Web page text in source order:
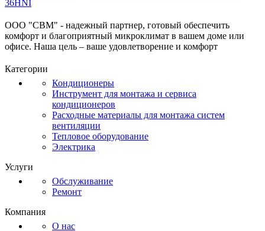
ООО "СВМ" - надежный партнер, готовый обеспечить
комфорт и благоприятный микроклимат в вашем доме или
офисе. Наша цель – ваше удовлетворение и комфорт
Категории
Кондиционеры
Инструмент для монтажа и сервиса
кондиционеров
Расходные материалы для монтажа систем
вентиляции
Тепловое оборудование
Электрика
Услуги
Обслуживание
Ремонт
Компания
О нас